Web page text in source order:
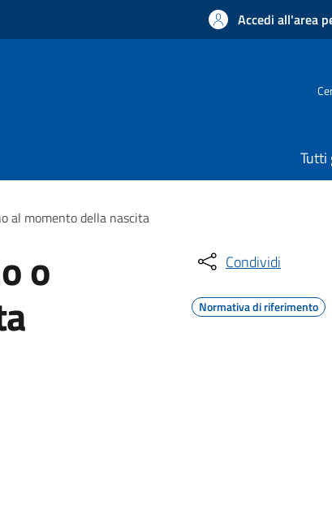
Accedi all'area
Tutti
al momento della nascita
o Condividi
Normativa di riferimento